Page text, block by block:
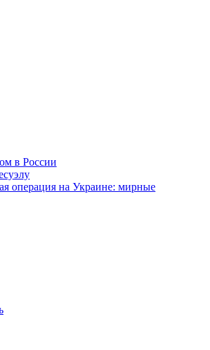
в России
операция на Украине: мирные